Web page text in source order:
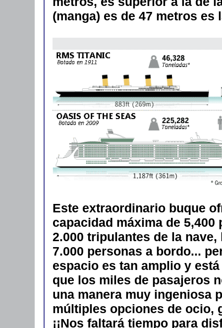
(manga) es de 47 metros
Este extraordinario buque
capacidad máxima de
2.000 tripulantes de la
7.000 personas a bordo...
espacio es tan amplio y
que los miles de pasajeros
una manera muy ingeniosa
múltiples opciones de ocio,
¡¡Nos faltará tiempo para